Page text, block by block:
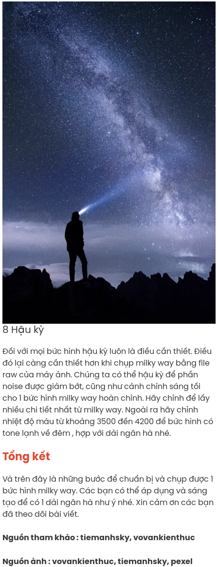
8 Hậu kỳ
Đối với mọi bức hình hậu kỳ luôn là điều cần thiết. Điều
đó lại càng cần thiết hơn khi chụp milky way bằng file
raw của máy ảnh. Chúng ta có thể hậu kỳ để phần
noise được giảm bớt, cũng như cảnh chỉnh sáng tối
cho 1 bức hình milky way hoàn chỉnh. Hãy chỉnh để lấy
nhiều chi tiết nhất từ milky way. Ngoài ra hãy chỉnh
nhiệt độ màu từ khoảng 3500 đến 4200 để bức hình có
tone lạnh về đêm , hợp với dải ngân hà nhé.
Tổng kết
Và trên đây là những bước để chuẩn bị và chụp được 1
bức hình milky way. Các bạn có thể áp dụng và sáng
tạo để có 1 dải ngân hà như ý nhé. Xin cảm ơn các bạn
đã theo dõi bài viết.
Nguồn tham khảo : tiemanhsky, vovankienthuc
Nguồn ảnh : vovankienthuc, tiemanhsky, pexel